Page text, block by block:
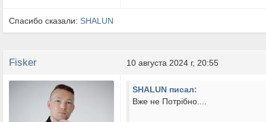
Спасибо сказали: SHALUN
Fisker 10 августа 2024 г, 20:55
SHALUN писал:
Вже не Потрібно....